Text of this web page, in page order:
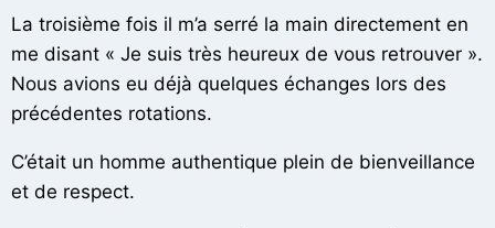
La troisième fois il m’a serré la main directement en
me disant « Je suis très heureux de vous retrouver ».
Nous avions eu déjà quelques échanges lors des
précédentes rotations.
C’était un homme authentique plein de bienveillance
et de respect.